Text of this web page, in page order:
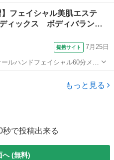
なプライベートサロンで ハワイ
**プライベートレッスン（Priv...
マッサージ ロミロミ
】フェイシャル美肌エステ
ィックス ボディバラン…
提携サイト 7月25日
ルハンドフェイシャル60分メニ
レンジングから洗顔、フェイシ
スのレッスンです。美と癒しの
もっと見る
で投稿出来る
へ (無料)